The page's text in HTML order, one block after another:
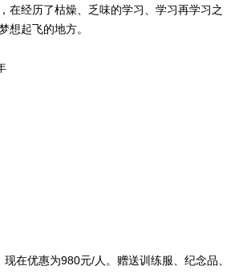
经历了枯燥、乏味的学习、学习再学习之
想起飞的地方。
优惠为980元/人。赠送训练服、纪念品、